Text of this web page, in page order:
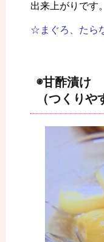
出来上がりです。
☆まぐろ、たら
◉甘酢漬け
（つくりや